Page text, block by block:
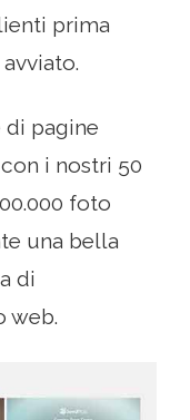
prima
pagine
i nostri 50
foto
una bella
di
web.